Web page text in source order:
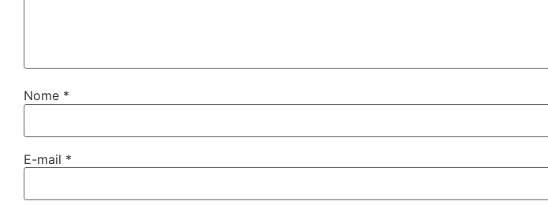
Nome *
E-mail *